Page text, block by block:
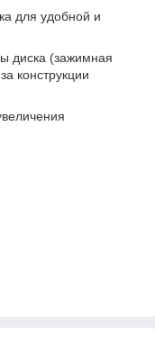
для удобной и
диска (зажимная
конструкции